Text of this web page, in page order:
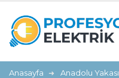
Anasayfa Anadolu Yakası